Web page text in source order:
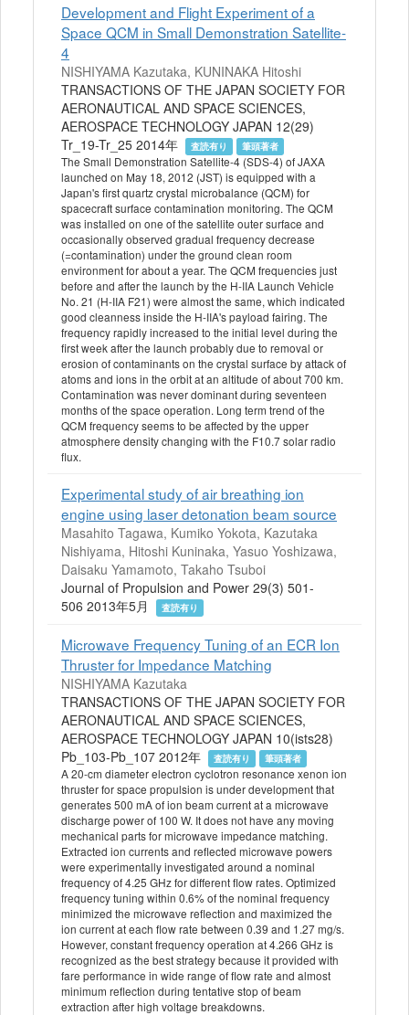
Development and Flight Experiment of a
Space QCM in Small Demonstration Satellite-
4
NISHIYAMA Kazutaka, KUNINAKA Hitoshi
TRANSACTIONS OF THE JAPAN SOCIETY FOR
AERONAUTICAL AND SPACE SCIENCES,
AEROSPACE TECHNOLOGY JAPAN 12(29)
Tr_19-Tr_25 2014年
査読有り 筆頭著者
The Small Demonstration Satellite-4 (SDS-4) of JAXA
launched on May 18, 2012 (JST) is equipped with a
Japan's first quartz crystal microbalance (QCM) for
spacecraft surface contamination monitoring. The QCM
was installed on one of the satellite outer surface and
occasionally observed gradual frequency decrease
(=contamination) under the ground clean room
environment for about a year. The QCM frequencies just
before and after the launch by the H-IIA Launch Vehicle
No. 21 (H-IIA F21) were almost the same, which indicated
good cleanness inside the H-IIA's payload fairing. The
frequency rapidly increased to the initial level during the
first week after the launch probably due to removal or
erosion of contaminants on the crystal surface by attack of
atoms and ions in the orbit at an altitude of about 700 km.
Contamination was never dominant during seventeen
months of the space operation. Long term trend of the
QCM frequency seems to be affected by the upper
atmosphere density changing with the F10.7 solar radio
flux.
Experimental study of air breathing ion
engine using laser detonation beam source
Masahito Tagawa, Kumiko Yokota, Kazutaka
Nishiyama, Hitoshi Kuninaka, Yasuo Yoshizawa,
Daisaku Yamamoto, Takaho Tsuboi
Journal of Propulsion and Power 29(3) 501-
506 2013年5月
査読有り
Microwave Frequency Tuning of an ECR Ion
Thruster for Impedance Matching
NISHIYAMA Kazutaka
TRANSACTIONS OF THE JAPAN SOCIETY FOR
AERONAUTICAL AND SPACE SCIENCES,
AEROSPACE TECHNOLOGY JAPAN 10(ists28)
Pb_103-Pb_107 2012年
査読有り 筆頭著者
A 20-cm diameter electron cyclotron resonance xenon ion
thruster for space propulsion is under development that
generates 500 mA of ion beam current at a microwave
discharge power of 100 W. It does not have any moving
mechanical parts for microwave impedance matching.
Extracted ion currents and reflected microwave powers
were experimentally investigated around a nominal
frequency of 4.25 GHz for different flow rates. Optimized
frequency tuning within 0.6% of the nominal frequency
minimized the microwave reflection and maximized the
ion current at each flow rate between 0.39 and 1.27 mg/s.
However, constant frequency operation at 4.266 GHz is
recognized as the best strategy because it provided with
fare performance in wide range of flow rate and almost
minimum reflection during tentative stop of beam
extraction after high voltage breakdowns.